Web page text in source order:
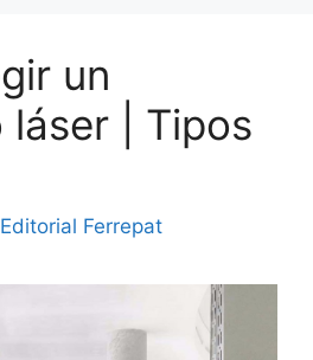
un
| Tipos
Editorial Ferrepat